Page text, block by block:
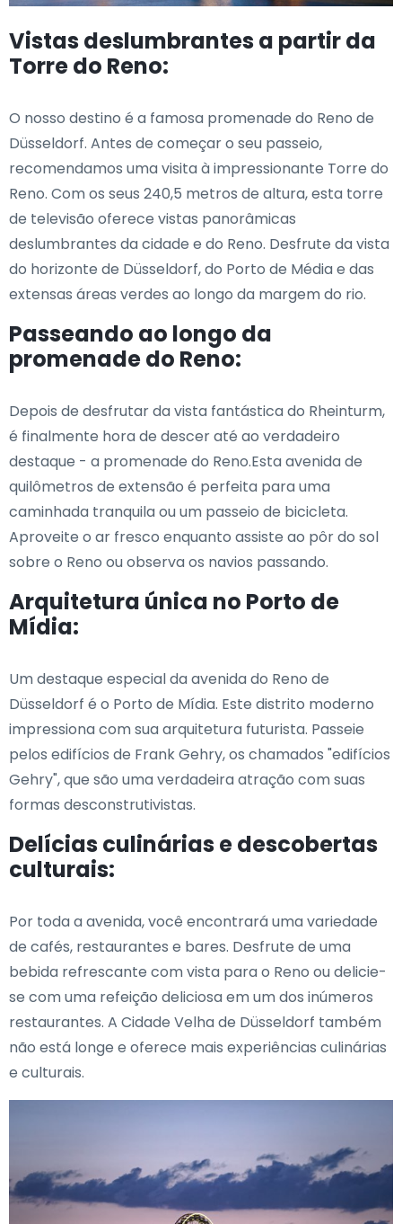
Vistas deslumbrantes a partir da
Torre do Reno:
O nosso destino é a famosa promenade do Reno de
Düsseldorf. Antes de começar o seu passeio,
recomendamos uma visita à impressionante Torre do
Reno. Com os seus 240,5 metros de altura, esta torre
de televisão oferece vistas panorâmicas
deslumbrantes da cidade e do Reno. Desfrute da vista
do horizonte de Düsseldorf, do Porto de Média e das
extensas áreas verdes ao longo da margem do rio.
Passeando ao longo da
promenade do Reno:
Depois de desfrutar da vista fantástica do Rheinturm,
é finalmente hora de descer até ao verdadeiro
destaque - a promenade do Reno.Esta avenida de
quilômetros de extensão é perfeita para uma
caminhada tranquila ou um passeio de bicicleta.
Aproveite o ar fresco enquanto assiste ao pôr do sol
sobre o Reno ou observa os navios passando.
Arquitetura única no Porto de
Mídia:
Um destaque especial da avenida do Reno de
Düsseldorf é o Porto de Mídia. Este distrito moderno
impressiona com sua arquitetura futurista. Passeie
pelos edifícios de Frank Gehry, os chamados "edifícios
Gehry", que são uma verdadeira atração com suas
formas desconstrutivistas.
Delícias culinárias e descobertas
culturais:
Por toda a avenida, você encontrará uma variedade
de cafés, restaurantes e bares. Desfrute de uma
bebida refrescante com vista para o Reno ou delicie-
se com uma refeição deliciosa em um dos inúmeros
restaurantes. A Cidade Velha de Düsseldorf também
não está longe e oferece mais experiências culinárias
e culturais.